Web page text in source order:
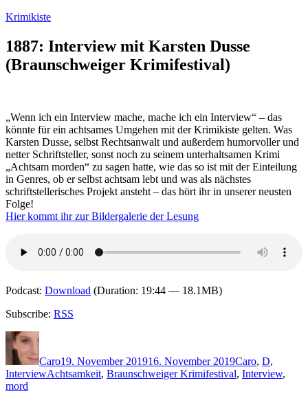
Zum
springen
Krimikiste
1887: Interview mit Karsten Dusse
(Braunschweiger Krimifestival)
„Wenn ich ein Interview mache, mache ich ein Interview“ – das
könnte für ein achtsames Umgehen mit der Krimikiste gelten. Was
Karsten Dusse, selbst Rechtsanwalt und außerdem humorvoller und
netter Schriftsteller, sonst noch zu seinem unterhaltsamen Krimi
„Achtsam morden“ zu sagen hatte, wie das so ist mit der Einteilung
in Genres, ob er selbst achtsam lebt und was als nächstes
schriftstellerisches Projekt ansteht – das hört ihr in unserer neusten
Folge!
Hier kommt ihr zur Bildergalerie der Lesung
Podcast: Download (Duration: 19:44 — 18.1MB)
Subscribe: RSS
Autor
Caro19. November 201916. November 2019Caro, D,
InterviewSchlagwörter
Achtsamkeit, Braunschweiger Krimifestival, Interview,
mord